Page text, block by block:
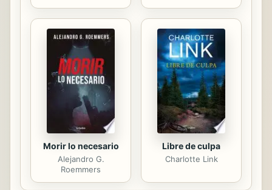
Morir lo necesario
Alejandro G.
Roemmers
Libre de culpa
Charlotte Link